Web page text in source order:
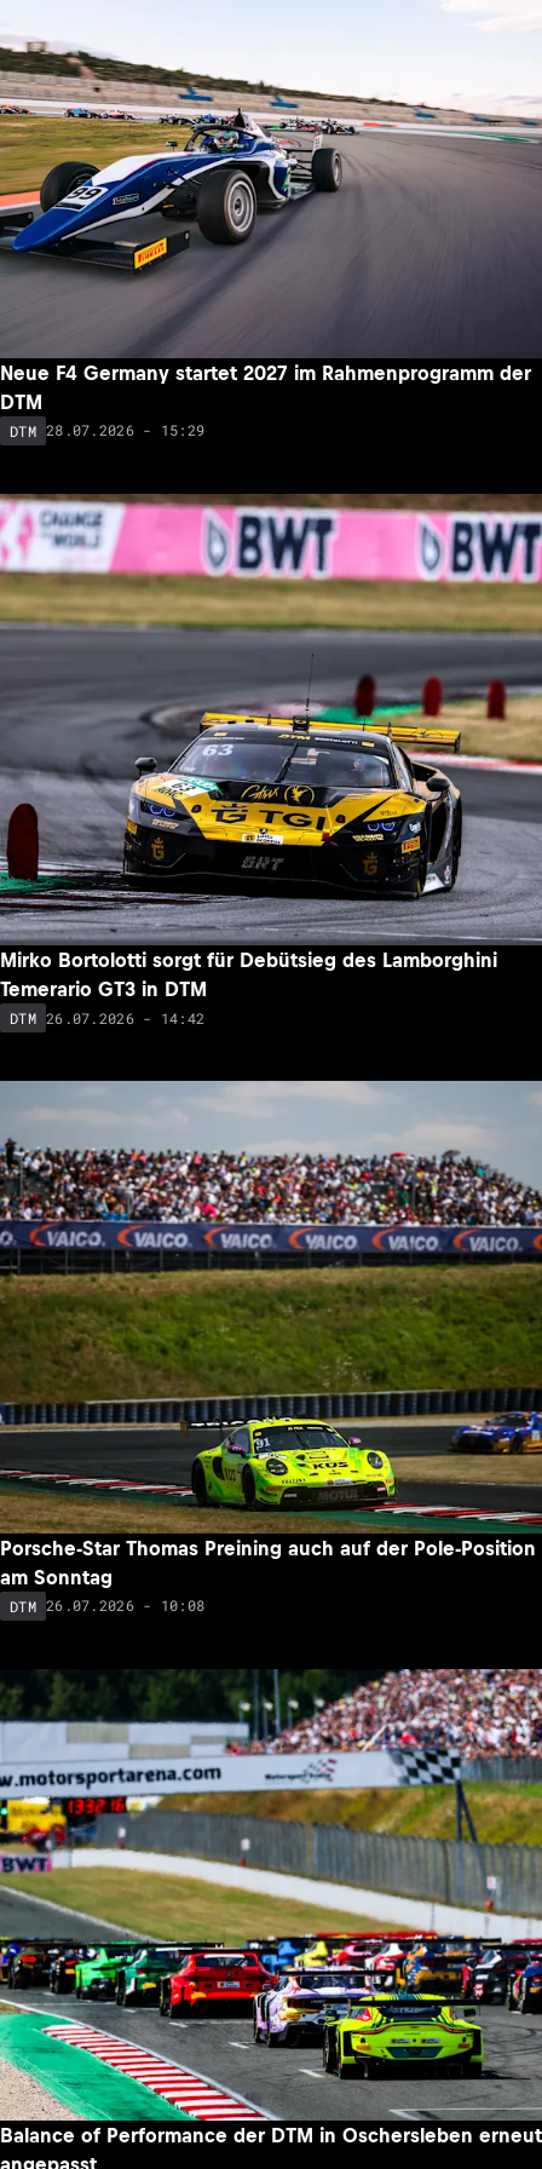
Neue F4 Germany startet 2027 im Rahmenprogramm der
DTM
DTM 28.07.2026 - 15:29
Mirko Bortolotti sorgt für Debütsieg des Lamborghini
Temerario GT3 in DTM
DTM 26.07.2026 - 14:42
Porsche-Star Thomas Preining auch auf der Pole-Position
am Sonntag
DTM 26.07.2026 - 10:08
Balance of Performance der DTM in Oschersleben erneut